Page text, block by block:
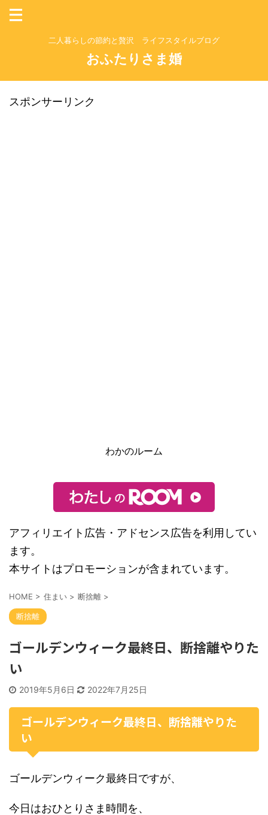
二人暮らしの節約と贅沢 ライフスタイルブログ
おふたりさま婚
スポンサーリンク
わかのルーム
アフィリエイト広告・アドセンス広告を利用してい
ます。
本サイトはプロモーションが含まれています。
HOME > 住まい > 断捨離 >
断捨離
ゴールデンウィーク最終日、断捨離やりた
い
2019年5月6日 2022年7月25日
ゴールデンウィーク最終日、断捨離やりた
い
ゴールデンウィーク最終日ですが、
今日はおひとりさま時間を、